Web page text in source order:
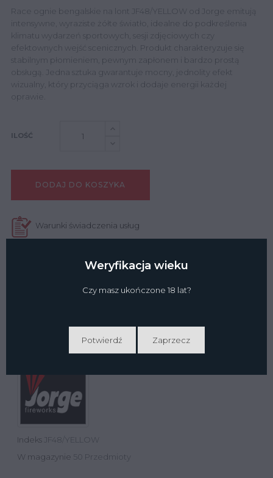
Race ognie bengalskie na lont JF48/YELLOW od Jorge emitują
intensywne, wyraziste żółte światło, idealne do podkreślenia
klimatu wydarzeń sportowych, sesji zdjęciowych czy
efektownych wejść scenicznych. Produkt charakteryzuje się
stabilnym płomieniem, pewnym zapłonem i bardzo prostą
obsługą. Jedna sztuka gwarantuje mocny, jednolity efekt
wizualny, który przyciąga wzrok i dodaje energii każdej
oprawie.
ILOŚĆ
DODAJ DO KOSZYKA
Warunki świadczenia usług
Płatność i bezpieczeństwo
Indeks JF48/YELLOW
W magazynie
50 Przedmioty
Weryfikacja wieku
Czy masz ukończone 18 lat?
Potwierdź Zaprzecz